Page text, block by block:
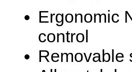
Ergonomic
control
Removable